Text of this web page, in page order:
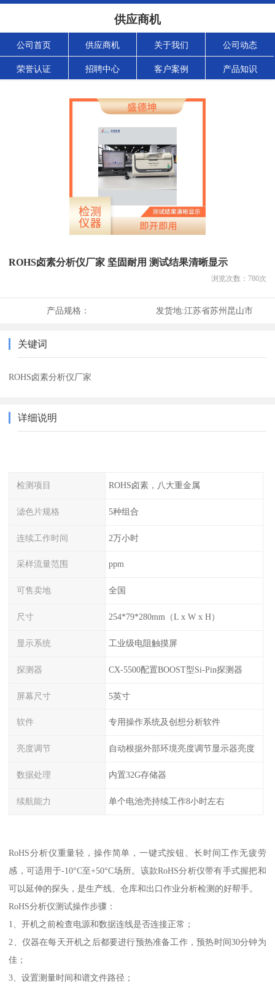
供应商机
公司首页 供应商机 关于我们 公司动态
荣誉认证 招聘中心 客户案例 产品知识
ROHS卤素分析仪厂家 坚固耐用 测试结果清晰显示
浏览次数： 780次
产品规格： 发货地:江苏省苏州昆山市
关键词
ROHS卤素分析仪厂家
详细说明
检测项目 ROHS卤素，八大重金属
滤色片规格 5种组合
连续工作时间 2万小时
采样流量范围 ppm
可售卖地 全国
尺寸 254*79*280mm（L x W x H）
显示系统 工业级电阻触摸屏
探测器 CX-5500配置BOOST型Si-Pin探测器
屏幕尺寸 5英寸
软件 专用操作系统及创想分析软件
亮度调节 自动根据外部环境亮度调节显示器亮度
数据处理 内置32G存储器
续航能力 单个电池壳持续工作8小时左右
RoHS分析仪重量轻，操作简单，一键式按钮、长时间工作无疲劳
感，可适用于-10°C至+50°C场所。该款RoHS分析仪带有手式握把和
可以延伸的探头，是生产线、仓库和出口作业分析检测的好帮手。
RoHS分析仪测试操作步骤：
1、开机之前检查电源和数据连线是否连接正常；
2、仪器在每天开机之后都要进行预热准备工作，预热时间30分钟为
佳；
3、设置测量时间和谱文件路径；